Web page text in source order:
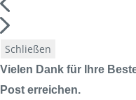
Schließen
Vielen Dank für Ihre
Post erreichen.